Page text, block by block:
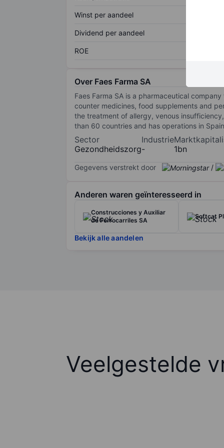
Winst per aandeel
Dividend per aandeel
ROE
Over Faes Farma SA
Faes Farma SA is a pharmaceutical
counter medicines, food supplements and
the treatment of allergy, venous
than 60 countries and has operations in
Sector
Gezondheidszorg
Industrie
-
1bn
Gegevens verstrekt door /
Anderen waren geïnteresseerd in
Construcciones y Auxiliar
de Ferrocarriles SA
Softcat
Bekijk alle aandelen
Veelgestelde